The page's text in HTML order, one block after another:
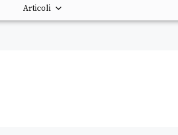
Articoli